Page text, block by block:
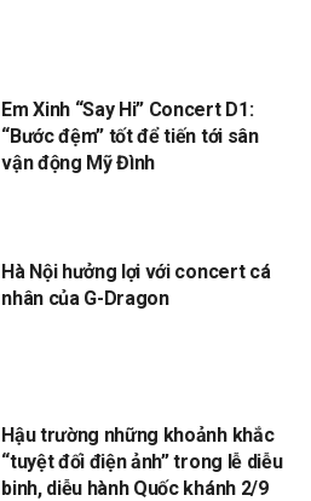
Em Xinh “Say Hi” Concert D1:
“Bước đệm” tốt để tiến tới sân
vận động Mỹ Đình
Hà Nội hưởng lợi với concert cá
nhân của G-Dragon
Hậu trường những khoảnh khắc
“tuyệt đối điện ảnh” trong lễ diễu
binh, diễu hành Quốc khánh 2/9